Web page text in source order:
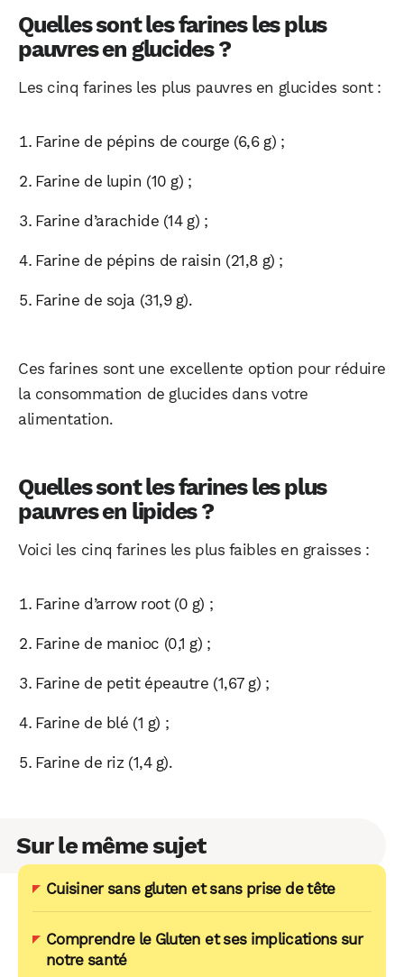
Quelles sont les farines les plus
pauvres en glucides ?
Les cinq farines les plus pauvres en glucides sont :
Farine de pépins de courge (6,6 g) ;
Farine de lupin (10 g) ;
Farine d’arachide (14 g) ;
Farine de pépins de raisin (21,8 g) ;
Farine de soja (31,9 g).
Ces farines sont une excellente option pour réduire
la consommation de glucides dans votre
alimentation.
Quelles sont les farines les plus
pauvres en lipides ?
Voici les cinq farines les plus faibles en graisses :
Farine d’arrow root (0 g) ;
Farine de manioc (0,1 g) ;
Farine de petit épeautre (1,67 g) ;
Farine de blé (1 g) ;
Farine de riz (1,4 g).
Sur le même sujet
Cuisiner sans gluten et sans prise de tête
Comprendre le Gluten et ses implications sur
notre santé